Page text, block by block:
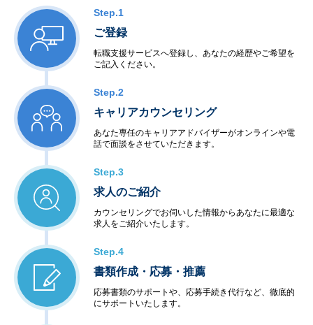
Step.1
ご登録
転職支援サービスへ登録し、あなたの経歴やご希望を
ご記入ください。
Step.2
キャリアカウンセリング
あなた専任のキャリアアドバイザーがオンラインや電
話で面談をさせていただきます。
Step.3
求人のご紹介
カウンセリングでお伺いした情報からあなたに最適な
求人をご紹介いたします。
Step.4
書類作成・応募・推薦
応募書類のサポートや、応募手続き代行など、徹底的
にサポートいたします。